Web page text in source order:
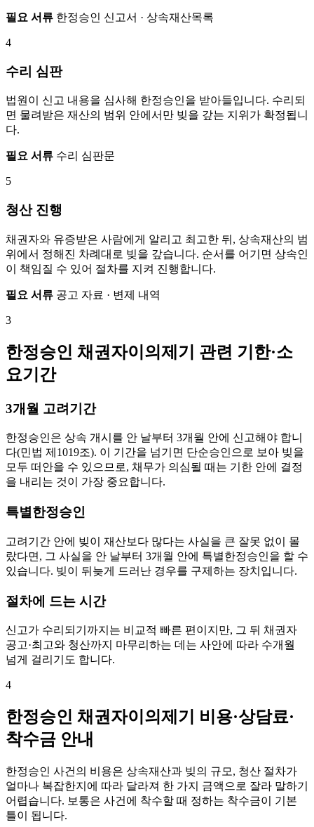
필요 서류 한정승인 신고서 · 상속재산목록
4
수리 심판
법원이 신고 내용을 심사해 한정승인을 받아들입니다. 수리되
면 물려받은 재산의 범위 안에서만 빚을 갚는 지위가 확정됩니
다.
필요 서류 수리 심판문
5
청산 진행
채권자와 유증받은 사람에게 알리고 최고한 뒤, 상속재산의 범
위에서 정해진 차례대로 빚을 갚습니다. 순서를 어기면 상속인
이 책임질 수 있어 절차를 지켜 진행합니다.
필요 서류 공고 자료 · 변제 내역
3
한정승인 채권자이의제기 관련 기한·소
요기간
3개월 고려기간
한정승인은 상속 개시를 안 날부터 3개월 안에 신고해야 합니
다(민법 제1019조). 이 기간을 넘기면 단순승인으로 보아 빚을
모두 떠안을 수 있으므로, 채무가 의심될 때는 기한 안에 결정
을 내리는 것이 가장 중요합니다.
특별한정승인
고려기간 안에 빚이 재산보다 많다는 사실을 큰 잘못 없이 몰
랐다면, 그 사실을 안 날부터 3개월 안에 특별한정승인을 할 수
있습니다. 빚이 뒤늦게 드러난 경우를 구제하는 장치입니다.
절차에 드는 시간
신고가 수리되기까지는 비교적 빠른 편이지만, 그 뒤 채권자
공고·최고와 청산까지 마무리하는 데는 사안에 따라 수개월
넘게 걸리기도 합니다.
4
한정승인 채권자이의제기 비용·상담료·
착수금 안내
한정승인 사건의 비용은 상속재산과 빚의 규모, 청산 절차가
얼마나 복잡한지에 따라 달라져 한 가지 금액으로 잘라 말하기
어렵습니다. 보통은 사건에 착수할 때 정하는 착수금이 기본
틀이 됩니다.